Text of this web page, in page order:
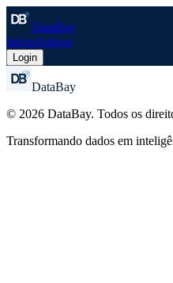
DataBay
InícioArtigos
Login
DataBay
© 2026 DataBay. Todos os
Transformando dados em